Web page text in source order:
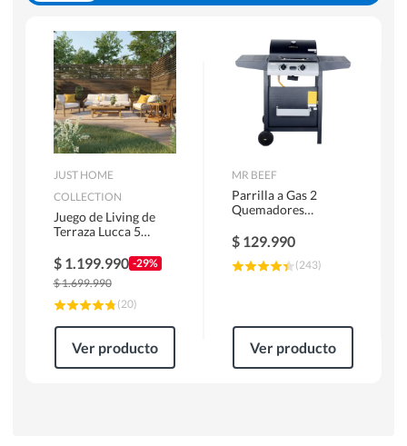
JUST HOME
COLLECTION
Juego de Living de
Terraza Lucca 5
$ 1.199.990 -29%
$1.699.990
(20)
Ver producto
MR BEEF
Parrilla a Gas 2
Quemadores
$ 129.990
(243)
Ver producto